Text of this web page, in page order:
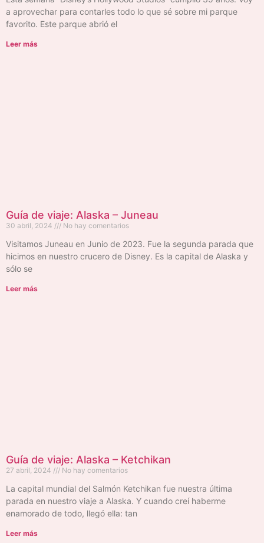
a aprovechar para contarles todo lo que sé sobre mi parque
favorito. Este parque abrió el
Leer más
Guía de viaje: Alaska – Juneau
30 abril, 2024 No hay comentarios
Visitamos Juneau en Junio de 2023. Fue la segunda parada que
hicimos en nuestro crucero de Disney. Es la capital de Alaska y
sólo se
Leer más
Guía de viaje: Alaska – Ketchikan
27 abril, 2024 No hay comentarios
La capital mundial del Salmón Ketchikan fue nuestra última
parada en nuestro viaje a Alaska. Y cuando creí haberme
enamorado de todo, llegó ella: tan
Leer más